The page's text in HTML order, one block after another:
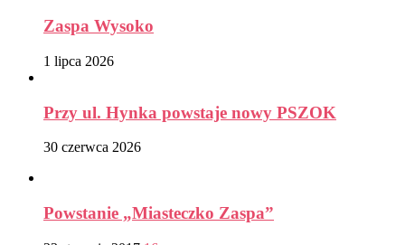
Zaspa Wysoko
1 lipca 2026
Przy ul. Hynka powstaje nowy PSZOK
30 czerwca 2026
Powstanie „Miasteczko Zaspa”